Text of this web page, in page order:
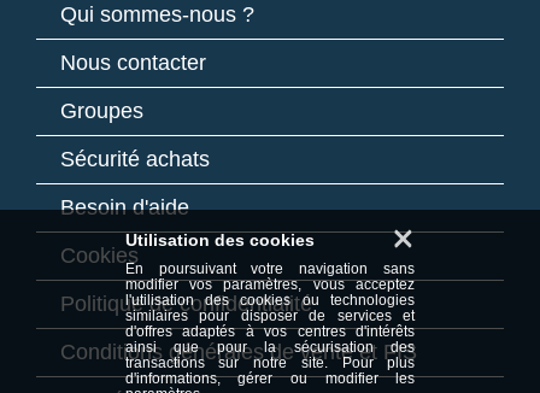
Qui sommes-nous ?
Nous contacter
Groupes
Sécurité achats
Besoin d'aide
Cookies
Politique de confidentialité
Conditions générales de vente et FIS
×
Utilisation des cookies
En poursuivant votre navigation sans
modifier vos paramètres, vous acceptez
l'utilisation des cookies ou technologies
similaires pour disposer de services et
d'offres adaptés à vos centres d'intérêts
ainsi que pour la sécurisation des
transactions sur notre site. Pour plus
d'informations, gérer ou modifier les